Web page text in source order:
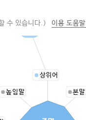
수 있습니다.) 이용 도움
상위어
본
높임말